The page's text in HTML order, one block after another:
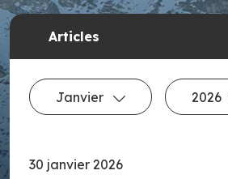
Articles
Janvier 2026
30 janvier 2026